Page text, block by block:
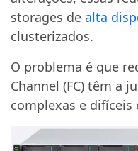
storages de alta
clusterizados.
O problema é que
Channel (FC) têm a
complexas e difíceis